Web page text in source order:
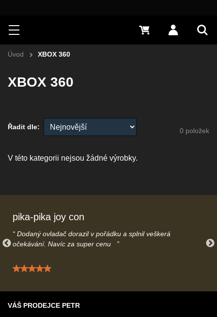
Hledat
Menu Přihlásit
0 Kč
Úvod XBOX 360
XBOX 360
Řadit dle: 0 položek
pika-pika joy con
Dodaný ovladač dorazil v pořádku a splnil veškerá
očekávání. Navíc za super cenu
Hodnocení: 5 / 5
VÁŠ PRODEJCE PETR